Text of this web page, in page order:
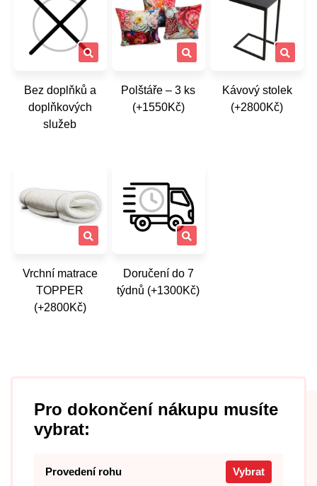
Bez doplňků a
doplňkových
služeb
Polštáře – 3 ks
(+1550Kč)
Kávový stolek
(+2800Kč)
Vrchní matrace
TOPPER
(+2800Kč)
Doručení do 7
týdnů (+1300Kč)
Pro dokončení nákupu musíte
vybrat:
Provedení rohu Vybrat